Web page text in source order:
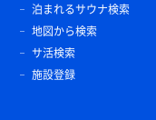
泊まれるサウナ検索
地図から検索
サ活検索
施設登録